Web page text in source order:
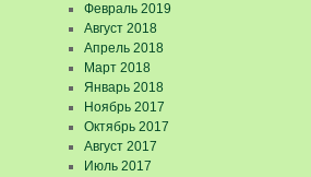
Февраль 2019
Август 2018
Апрель 2018
Март 2018
Январь 2018
Ноябрь 2017
Октябрь 2017
Август 2017
Июль 2017